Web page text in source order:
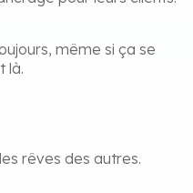
même si ça se
là.
rêves des autres.